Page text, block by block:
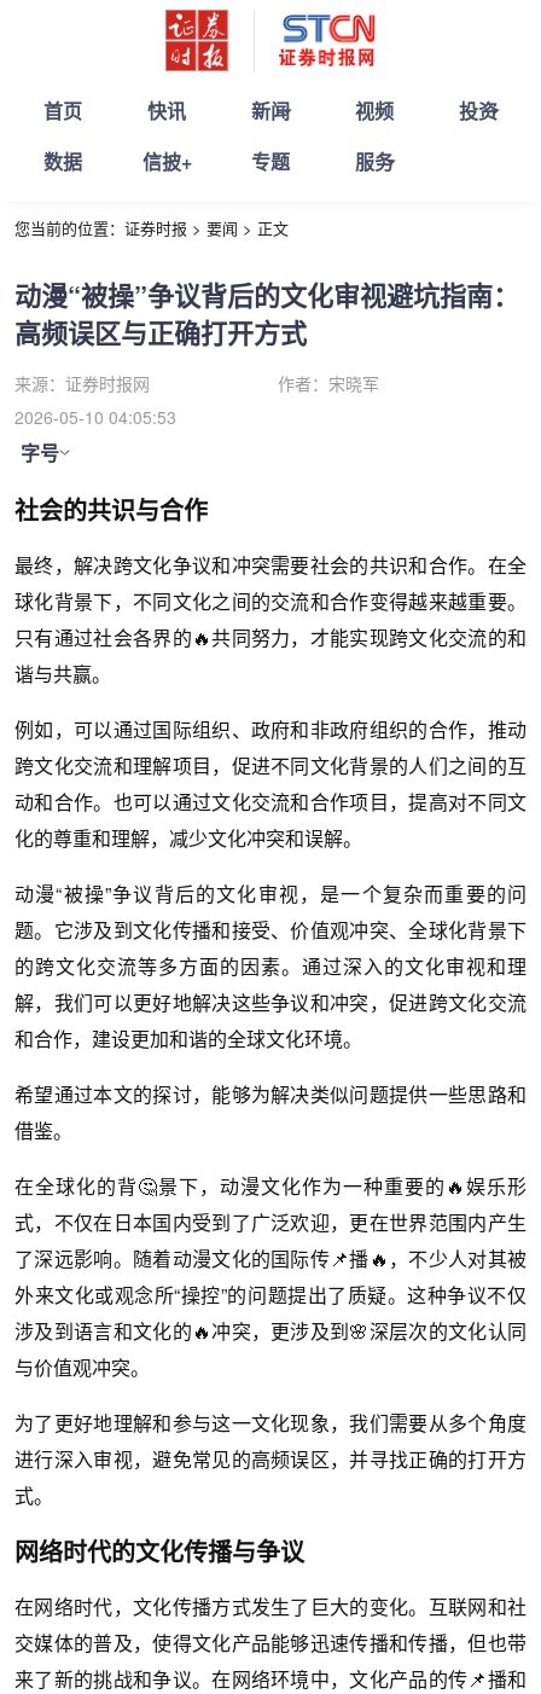
首页 快讯 新闻 视频
投资
数据
信披+ 专题 服务
您当前的位置： 证券时报 > 要闻 > 正文
动漫“被操”争议背后的文化审视避坑指南：
高频误区与正确打开方式
来源： 证券时报网 作者： 宋晓军
2026-05-10 04:05:53
字号
社会的共识与合作
最终，解决跨文化争议和冲突需要社会的共识和合作。在全
球化背景下，不同文化之间的交流和合作变得越来越重要。
只有通过社会各界的🔥共同努力，才能实现跨文化交流的和
谐与共赢。
例如，可以通过国际组织、政府和非政府组织的合作，推动
跨文化交流和理解项目，促进不同文化背景的人们之间的互
动和合作。也可以通过文化交流和合作项目，提高对不同文
化的尊重和理解，减少文化冲突和误解。
动漫“被操”争议背后的文化审视，是一个复杂而重要的问
题。它涉及到文化传播和接受、价值观冲突、全球化背景下
的跨文化交流等多方面的因素。通过深入的文化审视和理
解，我们可以更好地解决这些争议和冲突，促进跨文化交流
和合作，建设更加和谐的全球文化环境。
希望通过本文的探讨，能够为解决类似问题提供一些思路和
借鉴。
在全球化的背🤔景下，动漫文化作为一种重要的🔥娱乐形
式，不仅在日本国内受到了广泛欢迎，更在世界范围内产生
了深远影响。随着动漫文化的国际传📌播🔥，不少人对其被
外来文化或观念所“操控”的问题提出了质疑。这种争议不仅
涉及到语言和文化的🔥冲突，更涉及到🌸深层次的文化认同
与价值观冲突。
为了更好地理解和参与这一文化现象，我们需要从多个角度
进行深入审视，避免常见的高频误区，并寻找正确的打开方
式。
网络时代的文化传播与争议
在网络时代，文化传播方式发生了巨大的变化。互联网和社
交媒体的普及，使得文化产品能够迅速传播和传播，但也带
来了新的挑战和争议。在网络环境中，文化产品的传📌播和